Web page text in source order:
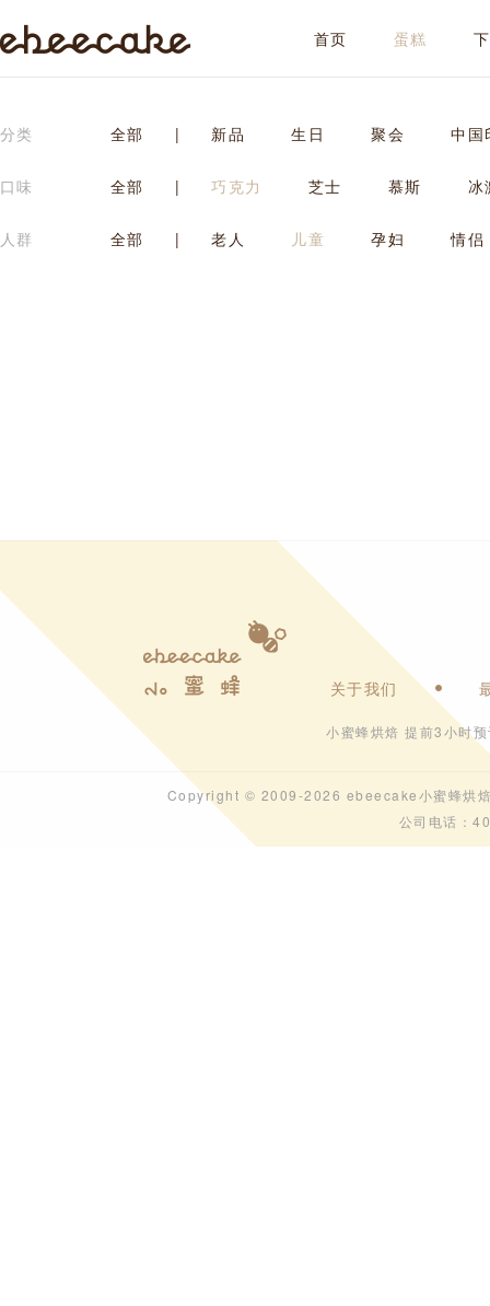
首页 蛋糕
分类 全部 | 新品 生日 聚会 中国
口味 全部 | 巧克力 芝士 慕斯 冰
人群 全部 | 老人 儿童 孕妇 情侣
关于我们
小蜜蜂烘焙 提前3小时
Copyright © 2009-2026 ebeecake小蜜蜂烘
公司电话